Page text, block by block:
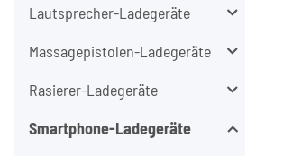
Lautsprecher-Ladegeräte
Massagepistolen-Ladegeräte
Rasierer-Ladegeräte
Smartphone-Ladegeräte